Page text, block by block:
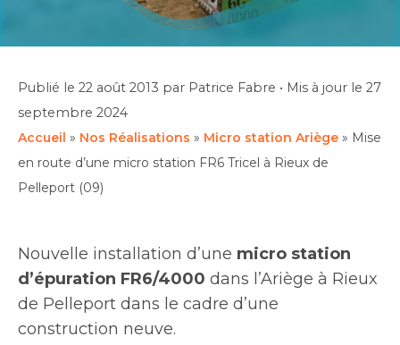
Publié le 22 août 2013 par Patrice Fabre • Mis à jour le 27
septembre 2024
Accueil » Nos Réalisations » Micro station Ariège » Mise
en route d’une micro station FR6 Tricel à Rieux de
Pelleport (09)
Nouvelle installation d’une micro station
d’épuration FR6/4000 dans l’Ariège à Rieux
de Pelleport dans le cadre d’une
construction neuve.